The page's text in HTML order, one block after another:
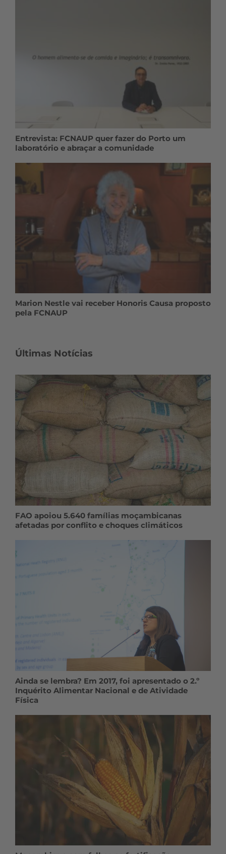
Entrevista: FCNAUP quer fazer do Porto um
laboratório e abraçar a comunidade
Marion Nestle vai receber Honoris Causa proposto
pela FCNAUP
Últimas Notícias
FAO apoiou 5.640 famílias moçambicanas
afetadas por conflito e choques climáticos
Ainda se lembra? Em 2017, foi apresentado o 2.º
Inquérito Alimentar Nacional e de Atividade
Física